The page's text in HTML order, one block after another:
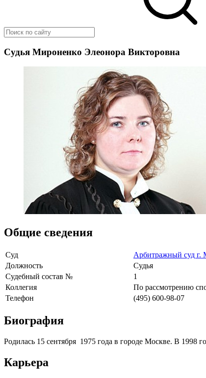
Судья Мироненко Элеонора Викторовна
Общие сведения
Суд
Арбитражный суд г.
Должность
Судья
Судебный состав №
1
Коллегия
По рассмотрению
Телефон
(495) 600-98-07
Биография
Родилась 15 сентября 1975 года в городе Москве. В
Карьера